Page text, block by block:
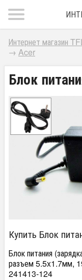
Интернет магазин
→ Acer
Блок
Купить Блок
Блок питания
разъем 5.5x1.7мм,
241413-124